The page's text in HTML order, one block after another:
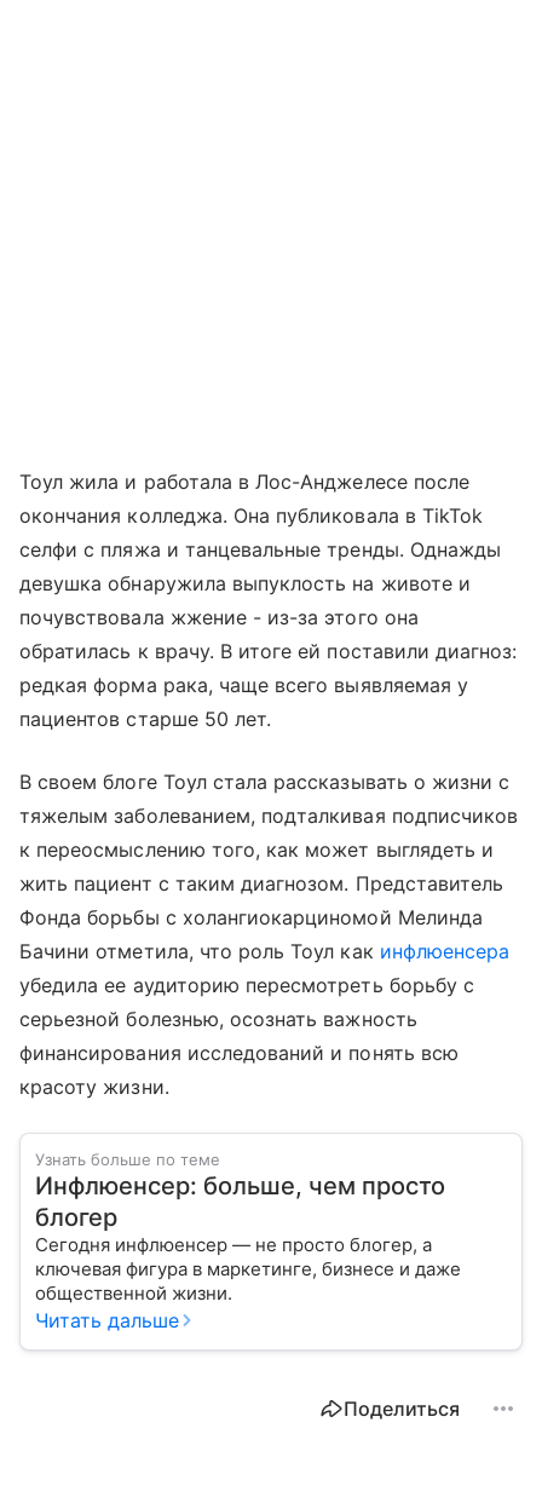
Тоул жила и работала в Лос-Анджелесе после
окончания колледжа. Она публиковала в TikTok
селфи с пляжа и танцевальные тренды. Однажды
девушка обнаружила выпуклость на животе и
почувствовала жжение - из-за этого она
обратилась к врачу. В итоге ей поставили диагноз:
редкая форма рака, чаще всего выявляемая у
пациентов старше 50 лет.
В своем блоге Тоул стала рассказывать о жизни с
тяжелым заболеванием, подталкивая подписчиков
к переосмыслению того, как может выглядеть и
жить пациент с таким диагнозом. Представитель
Фонда борьбы с холангиокарциномой Мелинда
Бачини отметила, что роль Тоул как инфлюенсера
убедила ее аудиторию пересмотреть борьбу с
серьезной болезнью, осознать важность
финансирования исследований и понять всю
красоту жизни.
Узнать больше по теме
Инфлюенсер: больше, чем просто
блогер
Сегодня инфлюенсер — не просто блогер, а
ключевая фигура в маркетинге, бизнесе и даже
общественной жизни.
Читать дальше
Поделиться